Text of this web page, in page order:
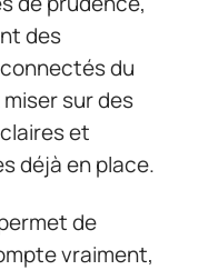
des
du
sur des
et
déjà en place.
de
vraiment,